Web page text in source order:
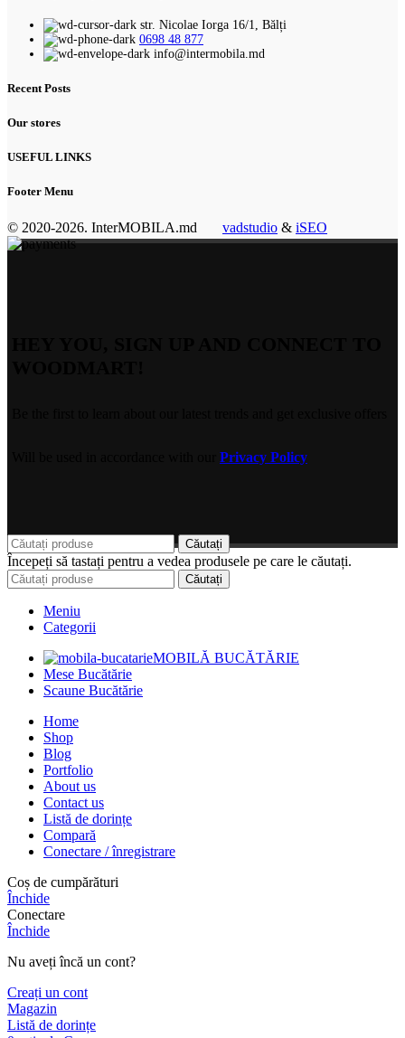
str. Nicolae Iorga 16/1, Bălți
0698 48 877
info@intermobila.md
Recent Posts
Our stores
USEFUL LINKS
Footer Menu
© 2020-2026. InterMOBILA.md vadstudio & iSEO
Privacy Policy
Căutați
Începeți să tastați pentru a vedea produsele pe care le căutați.
Căutați
Meniu
Categorii
MOBILĂ BUCĂTĂRIE
Mese Bucătărie
Scaune Bucătărie
Home
Shop
Blog
Portfolio
About us
Contact us
Listă de dorințe
Compară
Conectare / înregistrare
Coș de cumpărături
Închide
Conectare
Închide
Nu aveți încă un cont?
Creați un cont
Magazin
Listă de dorințe